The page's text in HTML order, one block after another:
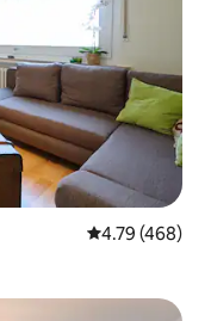
平均评分 4.79
4.79 (468)